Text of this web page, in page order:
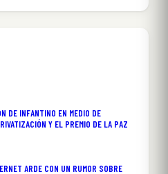
DE INFANTINO EN MEDIO DE
Y EL PREMIO DE LA PAZ
ARDE CON UN RUMOR SOBRE